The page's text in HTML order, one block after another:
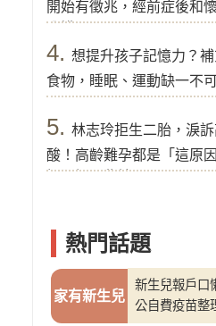
開始有徵兆，經前症後和
分辨
4. 想提升孩子記憶力？
食物，睡眠、運動缺一不
5. 林志玲拒生二胎，淚
酸！高齡難孕都是「這原
提醒好孕秘訣
熱門話題
家有新生兒
新生兒報戶口
公自費疫苗整